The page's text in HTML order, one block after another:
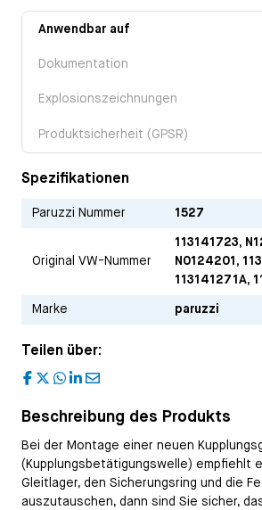
Beschreibung des Produkts
Bei der Montage einer neuen
(Kupplungsbetätigungswelle) empfiehlt
Gleitlager, den Sicherungsring und die
auszutauschen, dann sind Sie sicher,
Anwendbar auf
Dokumentation
Explosionszeichnungen
Produktsicherheit (GPSR)
Spezifikationen
Paruzzi Nummer 1527
Original VW-Nummer
113141723,
N0124201,
113141271A,
Marke paruzzi
Teilen über:
F
e
o
o
k
X
W
t
A
p
p
L
k
d
I
n
i